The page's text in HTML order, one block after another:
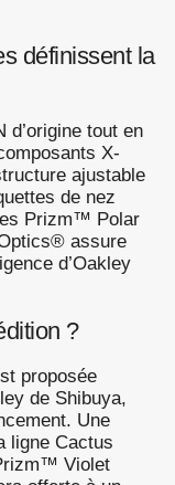
définissent la
d’origine tout en
X-
ajustable
de nez
Prizm™ Polar
assure
d’Oakley
?
proposée
de Shibuya,
Une
ligne Cactus
Violet